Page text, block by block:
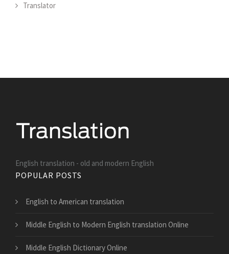
Translator
English translation - old and modern English
POPULAR POSTS
English to American translation
Middle English to Modern English translation Online
Middle English Dictionary Online